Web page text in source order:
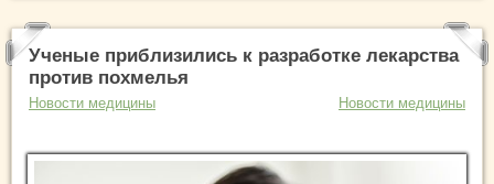
Ученые приблизились к разработке лекарства
против похмелья
Новости медицины Новости медицины